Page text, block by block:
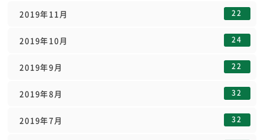
2019年11月 22
2019年10月 24
2019年9月 22
2019年8月 32
2019年7月 32